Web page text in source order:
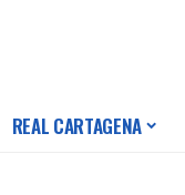
REAL CARTAGENA